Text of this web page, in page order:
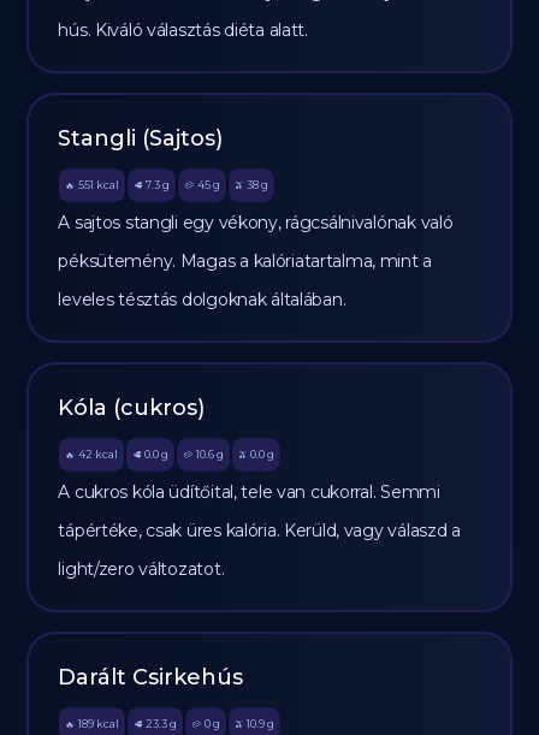
hús. Kiváló választás diéta alatt.
Stangli (Sajtos)
🔥 551 kcal 🥩 7.3 g 🥔 45g 🫒 38 g
A sajtos stangli egy vékony, rágcsálnivalónak való
péksütemény. Magas a kalóriatartalma, mint a
leveles tésztás dolgoknak általában.
Kóla (cukros)
🔥 42 kcal 🥩 0.0 g 🥔 10.6g 🫒 0.0 g
A cukros kóla üdítőital, tele van cukorral. Semmi
tápértéke, csak üres kalória. Kerüld, vagy válaszd a
light/zero változatot.
Darált Csirkehús
🔥 189 kcal 🥩 23.3 g 🥔 0g 🫒 10.9 g